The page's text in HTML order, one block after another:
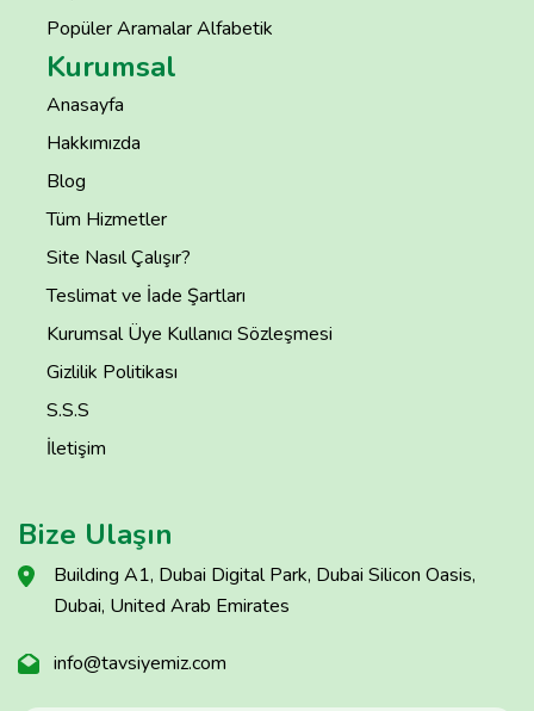
Popüler Aramalar Alfabetik
Kurumsal
Anasayfa
Hakkımızda
Blog
Tüm Hizmetler
Site Nasıl Çalışır?
Teslimat ve İade Şartları
Kurumsal Üye Kullanıcı Sözleşmesi
Gizlilik Politikası
S.S.S
İletişim
Bize Ulaşın
Building A1, Dubai Digital Park, Dubai Silicon Oasis,
Dubai, United Arab Emirates
info@tavsiyemiz.com